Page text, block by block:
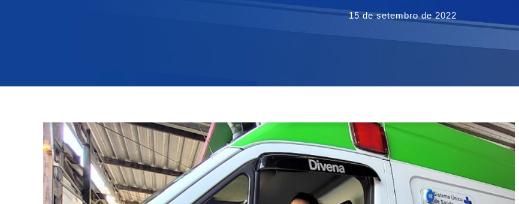
15 de setembro de 2022